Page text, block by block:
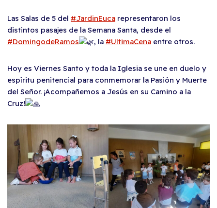
Las Salas de 5 del #JardinEuca representaron los
distintos pasajes de la Semana Santa, desde el
#DomingodeRamos
, la #UltimaCena entre otros.
Hoy es Viernes Santo y toda la Iglesia se une en duelo y
espíritu penitencial para conmemorar la Pasión y Muerte
del Señor. ¡Acompañemos a Jesús en su Camino a la
Cruz!